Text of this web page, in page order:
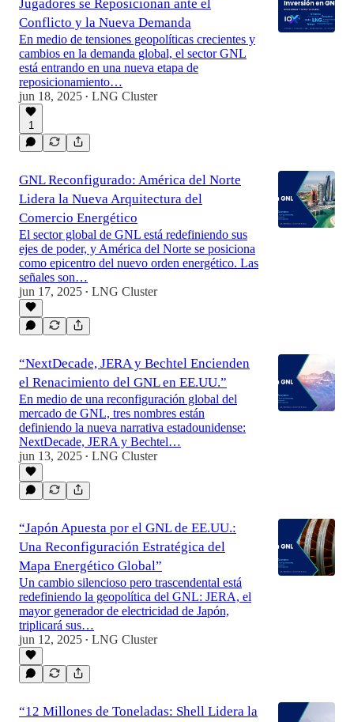
Jugadores se Reposicionan ante el
Conflicto y la Nueva Demanda
En medio de tensiones geopolíticas crecientes y
cambios en la demanda global, el sector GNL
está entrando en una nueva etapa de
reposicionamiento…
jun 18, 2025 • LNG Cluster
1
GNL Reconfigurado: América del Norte
Lidera la Nueva Arquitectura del
Comercio Energético
El sector global de GNL está redefiniendo sus
ejes de poder, y América del Norte se posiciona
como epicentro del nuevo orden energético. Las
señales son…
jun 17, 2025 • LNG Cluster
“NextDecade, JERA y Bechtel Encienden
el Renacimiento del GNL en EE.UU.”
En medio de una reconfiguración global del
mercado de GNL, tres nombres están
definiendo la nueva narrativa estadounidense:
NextDecade, JERA y Bechtel…
jun 13, 2025 • LNG Cluster
“Japón Apuesta por el GNL de EE.UU.:
Una Reconfiguración Estratégica del
Mapa Energético Global”
Un cambio silencioso pero trascendental está
redefiniendo la geopolítica del GNL: JERA, el
mayor generador de electricidad de Japón,
triplicará sus…
jun 12, 2025 • LNG Cluster
“12 Millones de Toneladas: Shell Lidera la